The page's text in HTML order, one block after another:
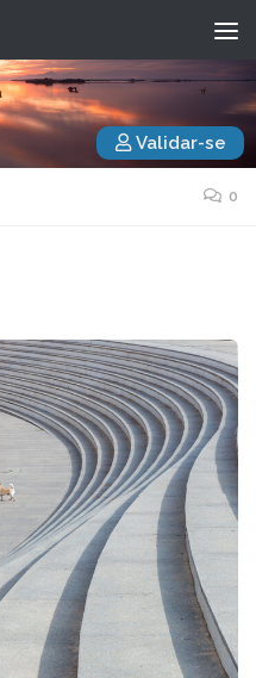
Validar-se
0